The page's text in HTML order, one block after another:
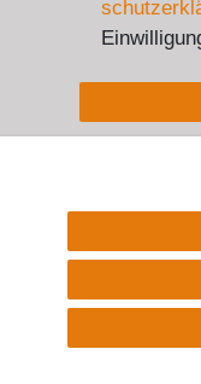
Kontakt